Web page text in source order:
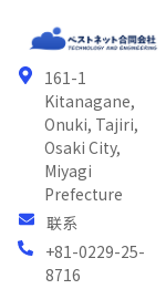
161-1
Kitanagane,
Onuki, Tajiri,
Osaki City,
Miyagi
Prefecture
联系
+81-0229-25-
8716